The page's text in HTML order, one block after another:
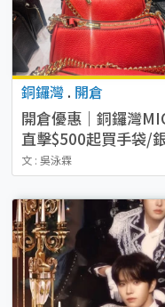
銅鑼灣 . 開倉
開倉優惠｜銅鑼灣
直擊$500起買手袋/
文 : 吳泳霖